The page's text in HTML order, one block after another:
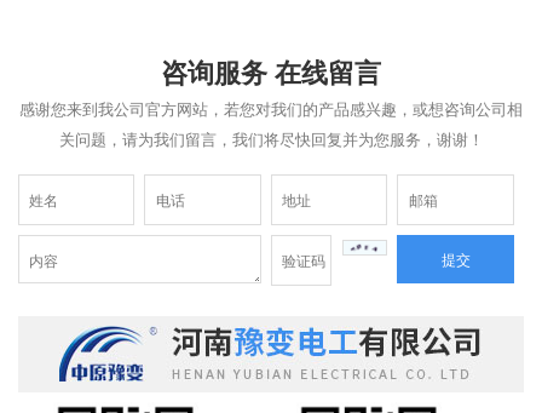
咨询服务 在线留言
感谢您来到我公司官方网站，若您对我们的产品感兴趣，或想咨询公司相
关问题，请为我们留言，我们将尽快回复并为您服务，谢谢！
提交